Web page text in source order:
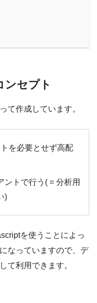
ンセプト
て作成しています。
を必要とせず高配
ントで行う( = 分析用
)
を使うことによっ
なっていますので、デ
て利用できます。